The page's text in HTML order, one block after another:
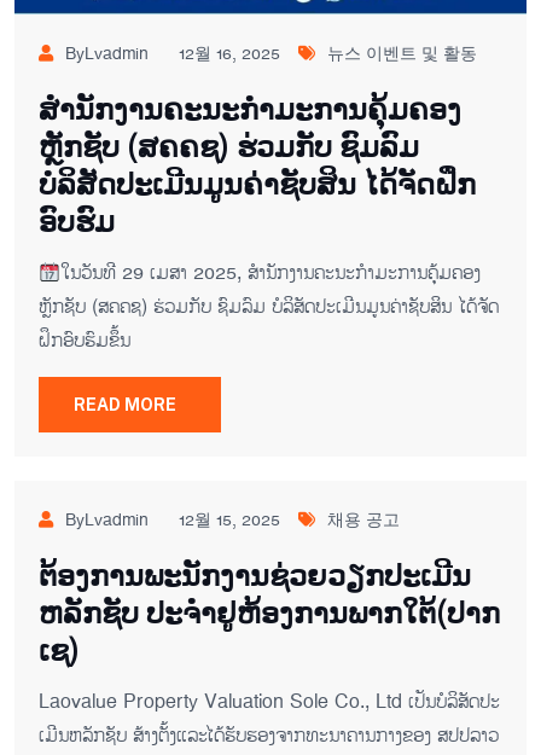
ByLvadmin 12월 16, 2025 뉴스 이벤트 및 활동
ສໍານັກງານຄະນະກໍາມະການຄຸ້ມຄອງ
ຫຼັກຊັບ (ສຄຄຊ) ຮ່ວມກັບ ຊົມລົມ
ບໍລິສັດປະເມີນມູນຄ່າຊັບສິນ ໄດ້ຈັດຝຶກ
ອົບຮົມ
ໃນວັນທີ 29 ເມສາ 2025, ສໍານັກງານຄະນະກໍາມະການຄຸ້ມຄອງ
ຫຼັກຊັບ (ສຄຄຊ) ຮ່ວມກັບ ຊົມລົມ ບໍລິສັດປະເມີນມູນຄ່າຊັບສິນ ໄດ້ຈັດ
ຝຶກອົບຮົມຂຶ້ນ
READ MORE
ByLvadmin 12월 15, 2025 채용 공고
ຕ​້ອງ​ການ​ພະ​ນັກ​ງານ​ຊ່ວຍ​ວຽກ​ປະ​ເມີນ​
ຫລັກ​ຊັບ ປະ​ຈຳ​ຢູ​ຫ້ອງ​ການ​ພາກ​ໃຕ້​(ປາກ​
ເຊ)
Laovalue Property Valuation Sole Co., Ltd ເປັນ​ບໍ​ລິ​ສັດ​ປະ​
ເມີນ​ຫລັກ​ຊັບ ສ້າ​ງ​ຕັ້ງ​ແລະ​ໄດ້​ຮັບ​ຮອງ​ຈາກ​ທະ​ນາ​ຄານ​ກາງຂອງ ສ​ປ​ປ​ລາວ